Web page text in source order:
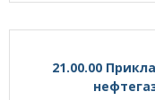
21.00.00